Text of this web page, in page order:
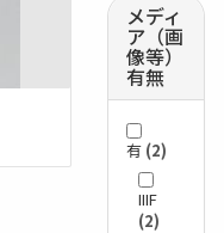
メディ
ア（画
像等）
有無
有 (2)
IIIF
(2)